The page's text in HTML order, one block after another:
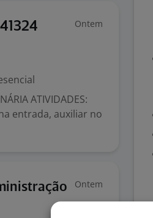
Ontem
ATIVIDADES:
entrada, auxiliar no
Ontem